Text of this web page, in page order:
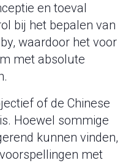
en toeval
bij het bepalen van
waardoor het voor
met absolute
of de Chinese
Hoewel sommige
kunnen vinden,
met